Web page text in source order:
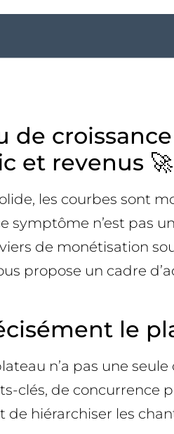
de
et revenus 🚀
les courbes sont
symptôme n’est pas
de monétisation
propose un cadre
le
n’a pas une
clés, de concurrence
de hiérarchiser les